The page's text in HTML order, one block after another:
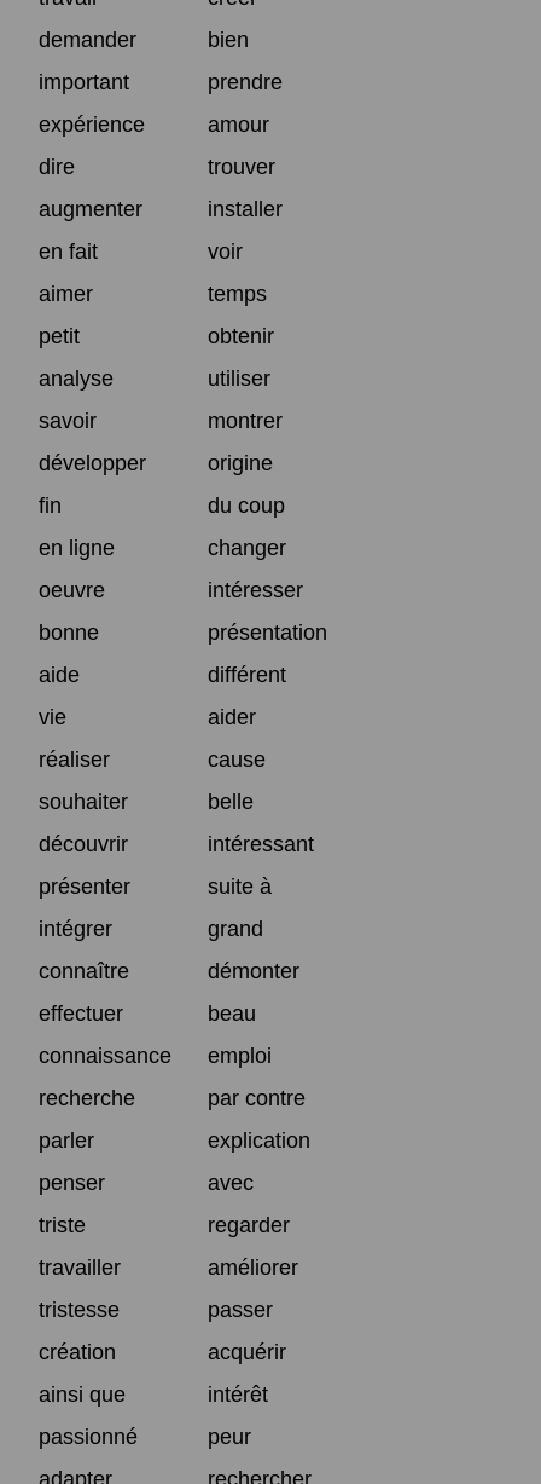
demander
bien
important
prendre
expérience
amour
dire
trouver
augmenter
installer
en fait
voir
aimer
temps
petit
obtenir
analyse
utiliser
savoir
montrer
développer
origine
fin
du coup
en ligne
changer
oeuvre
intéresser
bonne
présentation
aide
différent
vie
aider
réaliser
cause
souhaiter
belle
découvrir
intéressant
présenter
suite à
intégrer
grand
connaître
démonter
effectuer
beau
connaissance
emploi
recherche
par contre
parler
explication
penser
avec
triste
regarder
travailler
améliorer
tristesse
passer
création
acquérir
ainsi que
intérêt
passionné
peur
adapter
rechercher